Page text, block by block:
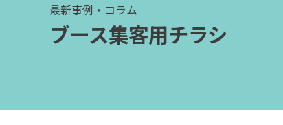
最新事例・コラム
ブース集客用チラシ